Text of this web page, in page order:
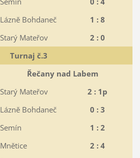
Lázně Bohdaneč
1 : 8
Starý Mateřov
2 : 0
Turnaj č.3
Řečany nad Labem
Starý Mateřov
2 : 1p
Lázně Bohdaneč
0 : 3
Semín
1 : 2
Mnětice 2 : 4